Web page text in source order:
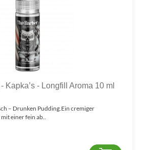
Kapka’s - Longfill Aroma 10 ml
– Drunken Pudding.Ein cremiger
einer fein ab..